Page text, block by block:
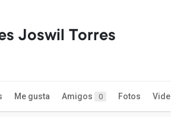
Joswil Torres
Me gusta Amigos 0 Fotos